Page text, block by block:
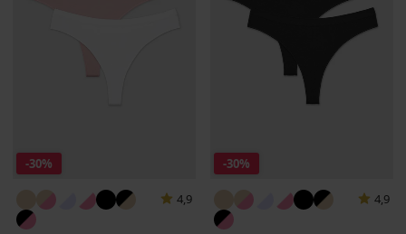
-30%
4,9
-30%
4,9